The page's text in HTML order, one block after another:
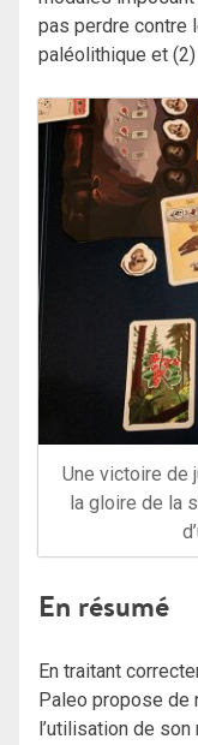
pas perdre contre
paléolithique et
Une victoire de
la gloire de la
En résumé
En traitant
Paleo propose de
l’utilisation de